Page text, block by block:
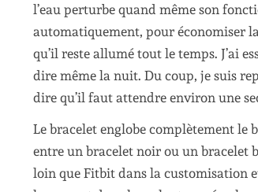
l’eau perturbe quand même son
automatiquement, pour économiser
qu’il reste allumé tout le temps. J’ai
dire même la nuit. Du coup, je suis
dire qu’il faut attendre environ une
Le bracelet englobe complètement
entre un bracelet noir ou un bracelet
loin que Fitbit dans la customisation